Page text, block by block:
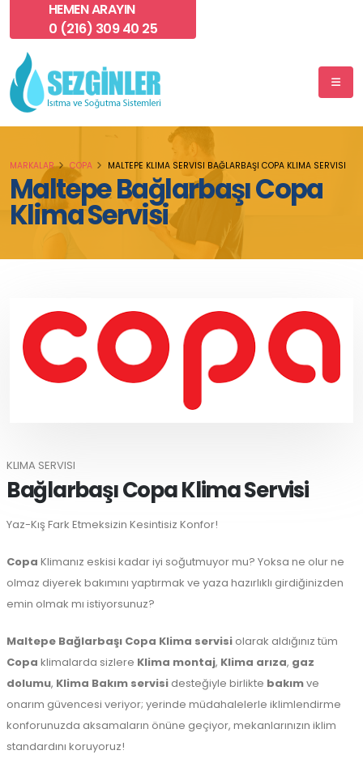
HEMEN ARAYIN
0 (216) 309 40 25
Maltepe Bağlarbaşı Copa
Klima Servisi
MARKALAR COPA MALTEPE KLIMA SERVISI BAĞLARBAŞI COPA KLIMA SERVISI
KLIMA SERVISI
Bağlarbaşı Copa Klima Servisi
Yaz-Kış Fark Etmeksizin Kesintisiz Konfor!
Copa Klimanız eskisi kadar iyi soğutmuyor mu? Yoksa ne olur ne
olmaz diyerek bakımını yaptırmak ve yaza hazırlıklı girdiğinizden
emin olmak mı istiyorsunuz?
Maltepe Bağlarbaşı Copa Klima servisi olarak aldığınız tüm
Copa klimalarda sizlere Klima montaj, Klima arıza, gaz
dolumu, Klima Bakım servisi desteğiyle birlikte bakımve
onarım güvencesi veriyor; yerinde müdahalelerle iklimlendirme
konforunuzda aksamaların önüne geçiyor, mekanlarınızın iklim
standardını koruyoruz!